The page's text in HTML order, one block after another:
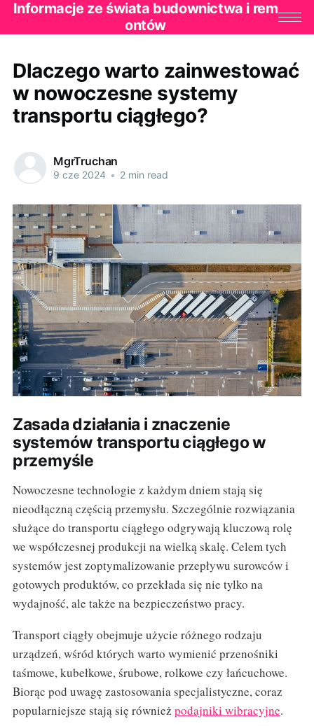
Informacje ze świata budownictwa i rem
ontów
Dlaczego warto zainwestować
w nowoczesne systemy
transportu ciągłego?
MgrTruchan
9 cze 2024 • 2 min read
Zasada działania i znaczenie
systemów transportu ciągłego w
przemyśle
Nowoczesne technologie z każdym dniem stają się
nieodłączną częścią przemysłu. Szczególnie rozwiązania
służące do transportu ciągłego odgrywają kluczową rolę
we współczesnej produkcji na wielką skalę. Celem tych
systemów jest zoptymalizowanie przepływu surowców i
gotowych produktów, co przekłada się nie tylko na
wydajność, ale także na bezpieczeństwo pracy.
Transport ciągły obejmuje użycie różnego rodzaju
urządzeń, wśród których warto wymienić przenośniki
taśmowe, kubełkowe, śrubowe, rolkowe czy łańcuchowe.
Biorąc pod uwagę zastosowania specjalistyczne, coraz
popularniejsze stają się również podajniki wibracyjne.